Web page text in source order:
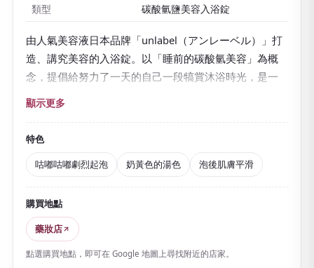
類型
碳酸氫鹽美容入浴錠
由人氣美容液日本品牌「unlabel（アンレーベル）」打
造、講究美容的入浴錠。以「睡前的碳酸氫美容」為概
念，提倡給努力了一天的自己一段犒賞沐浴時光，是一
放入熱水中，大顆錠片會咕嘟咕嘟地劇烈溶解 ，熱水會
變成
合想悠然度過的夜晚。
添加維生素C衍生物等美容成分，泡後能讓肌膚變得平
滑，正是護膚品牌的獨到之處。熱水會變得柔和。
每片獨立包裝，紙盒設計也很時尚
購買，無論試買還是作為時尚的小禮物都很合適。
顯示更多
特色
咕嘟咕嘟劇烈起泡
奶黃色的湯色 泡後肌膚平滑
購買地點
藥妝店
點選購買地點，即可在 Google 地圖上尋找附近的店家。